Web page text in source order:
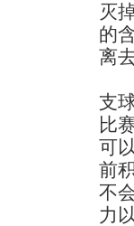
灭
的
离
大
支
比
可
前
不
力